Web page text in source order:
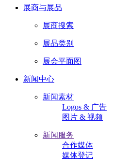
展商与展品
展商搜索
展品类别
展会平面图
新闻中心
新闻素材
Logos & 广告
图片 & 视频
新闻服务
合作媒体
媒体登记